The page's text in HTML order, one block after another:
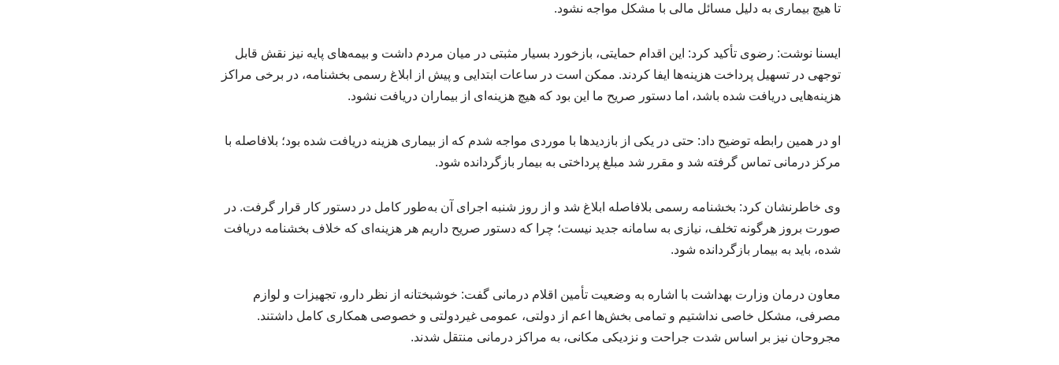
تا هیچ بیماری به دلیل مسائل مالی با مشکل مواجه نشود.
ایسنا نوشت: رضوی تأکید کرد: این اقدام حمایتی، بازخورد بسیار مثبتی در میان مردم داشت و بیمه‌های پایه نیز نقش قابل
توجهی در تسهیل پرداخت هزینه‌ها ایفا کردند. ممکن است در ساعات ابتدایی و پیش از ابلاغ رسمی بخشنامه، در برخی مراکز
هزینه‌هایی دریافت شده باشد، اما دستور صریح ما این بود که هیچ هزینه‌ای از بیماران دریافت نشود.
او در همین رابطه توضیح داد: حتی در یکی از بازدیدها با موردی مواجه شدم که از بیماری هزینه دریافت شده بود؛ بلافاصله با
مرکز درمانی تماس گرفته شد و مقرر شد مبلغ پرداختی به بیمار بازگردانده شود.
وی خاطرنشان کرد: بخشنامه رسمی بلافاصله ابلاغ شد و از روز شنبه اجرای آن به‌طور کامل در دستور کار قرار گرفت. در
صورت بروز هرگونه تخلف، نیازی به سامانه جدید نیست؛ چرا که دستور صریح داریم هر هزینه‌ای که خلاف بخشنامه دریافت
شده، باید به بیمار بازگردانده شود.
معاون درمان وزارت بهداشت با اشاره به وضعیت تأمین اقلام درمانی گفت: خوشبختانه از نظر دارو، تجهیزات و لوازم
مصرفی، مشکل خاصی نداشتیم و تمامی بخش‌ها اعم از دولتی، عمومی غیردولتی و خصوصی همکاری کامل داشتند.
مجروحان نیز بر اساس شدت جراحت و نزدیکی مکانی، به مراکز درمانی منتقل شدند.